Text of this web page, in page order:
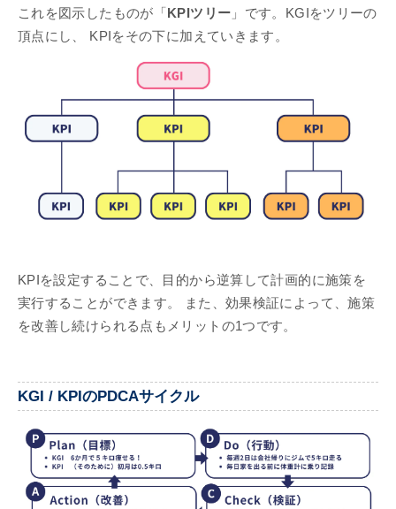
これを図示したものが「 KPIツリー 」です。KGIをツリーの
頂点にし、 KPIをその下に加えていきます。
KPIを設定することで、目的から逆算して計画的に施策を
実行することができます。 また、効果検証によって、施策
を改善し続けられる点もメリットの1つです。
KGI / KPIのPDCAサイクル